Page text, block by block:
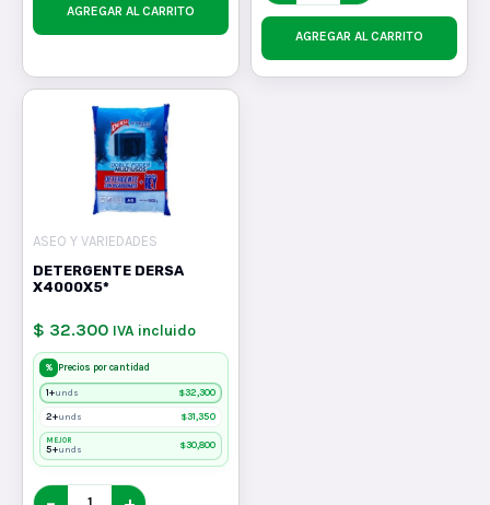
AGREGAR AL CARRITO
AGREGAR AL CARRITO
ASEO Y VARIEDADES
DETERGENTE DERSA
X4000X5*
$ 32.300 IVA incluido
% Precios por cantidad
1+unds $32,300
2+unds $31,350
MEJOR
5+unds $30,800